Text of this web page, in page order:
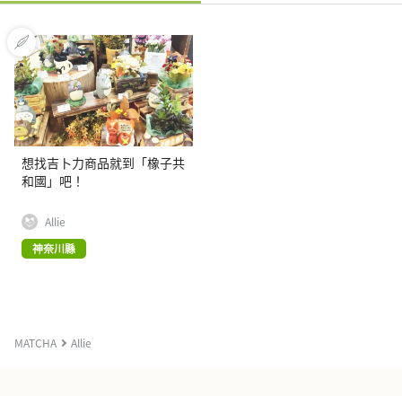
MATCHA Allie
想找吉卜力商品就到「橡子共
和國」吧！
Allie
神奈川縣